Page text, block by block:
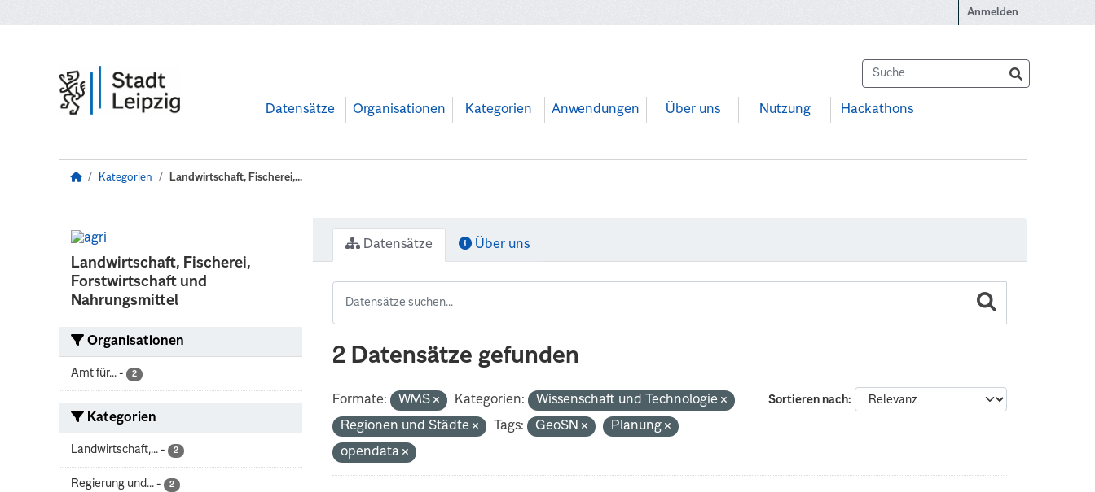
Anmelden
Datensätze Organisationen Kategorien Anwendungen Über uns Nutzung Hackathons
Kategorien Landwirtschaft, Fischerei,...
Landwirtschaft, Fischerei,
Forstwirtschaft und
Nahrungsmittel
Organisationen
Amt für... - 2
Kategorien
Landwirtschaft,... - 2
Regierung und... - 2
Datensätze Über uns
2 Datensätze gefunden
Sortieren nach
Formate: WMS Kategorien:
Wissenschaft und Technologie
Regionen und Städte
Tags: GeoSN
Planung
opendata